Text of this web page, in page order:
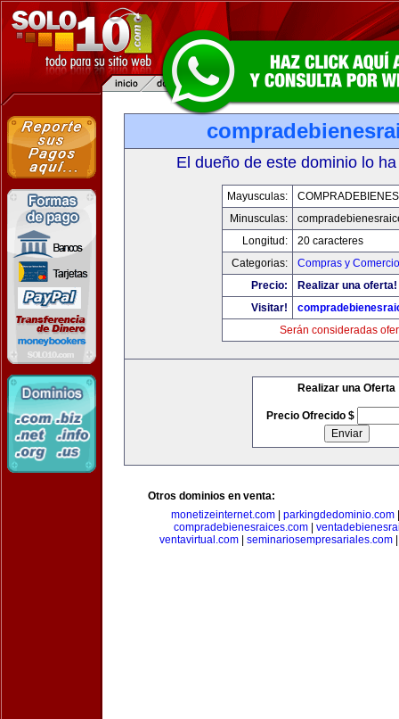
El dueño de este dominio lo
Mayusculas:
Minusculas:
Longitud:
20 caracteres
Categorias:
Compras y
Precio:
Realizar una oferta!
Visitar!
Serán consideradas
Realizar una Oferta
Precio Ofrecido $
Otros dominios en venta:
monetizeinternet.com| parkingdedominio.com
compradebienesraices.com
ventavirtual.com
seminariosempresariales.com